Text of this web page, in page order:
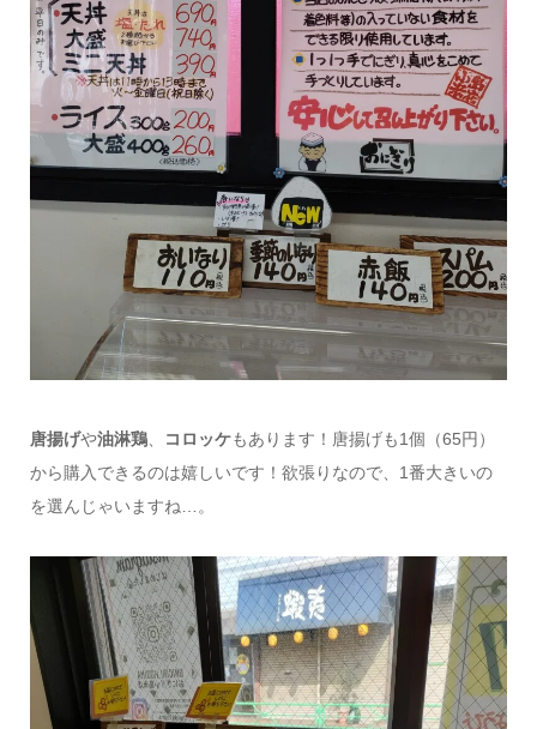
唐揚げや油淋鶏、 コロッケもあります！唐揚げも1個（65円）
から購入できるのは嬉しいです！欲張りなので、1番大きいの
を選んじゃいますね…。